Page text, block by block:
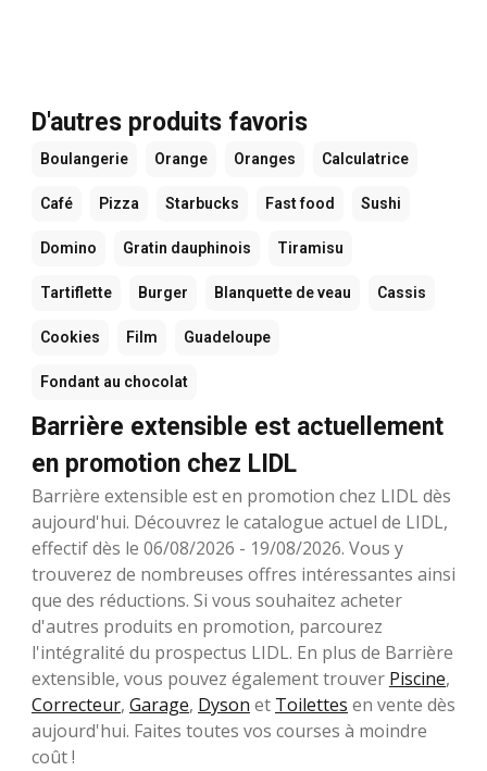
D'autres produits favoris
Boulangerie Orange Oranges Calculatrice
Café Pizza Starbucks Fast food Sushi
Domino Gratin dauphinois Tiramisu
Tartiflette Burger Blanquette de veau Cassis
Cookies Film Guadeloupe
Fondant au chocolat
Barrière extensible est actuellement
en promotion chez LIDL
Barrière extensible est en promotion chez LIDL dès
aujourd'hui. Découvrez le catalogue actuel de LIDL,
effectif dès le 06/08/2026 - 19/08/2026. Vous y
trouverez de nombreuses offres intéressantes ainsi
que des réductions. Si vous souhaitez acheter
d'autres produits en promotion, parcourez
l'intégralité du prospectus LIDL. En plus de Barrière
extensible, vous pouvez également trouver Piscine,
Correcteur, Garage, Dyson et Toilettes en vente dès
aujourd'hui. Faites toutes vos courses à moindre
coût !